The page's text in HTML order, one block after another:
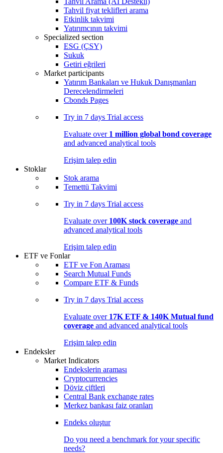
Tahvil fiyat teklifleri arama
Etkinlik takvimi
Yatırımcının takvimi
Specialized section
ESG (ÇSY)
Sukuk
Getiri eğrileri
Market participants
Yatırım Bankaları ve Hukuk Danışmanları
Derecelendirmeleri
Cbonds Pages
Try in 7 days Trial access
Evaluate over 1 million global bond coverage
and advanced analytical tools
Erişim talep edin
Stoklar
Stok arama
Temettü Takvimi
Try in 7 days Trial access
Evaluate over 100K stock coverage and
advanced analytical tools
Erişim talep edin
ETF ve Fonlar
ETF ve Fon Araması
Search Mutual Funds
Compare ETF & Funds
Try in 7 days Trial access
Evaluate over 17K ETF & 140K Mutual fund
coverage and advanced analytical tools
Erişim talep edin
Endeksler
Market Indicators
Endekslerin araması
Cryptocurrencies
Döviz çiftleri
Central Bank exchange rates
Merkez bankası faiz oranları
Endeks oluştur
Do you need a benchmark for your specific
needs?